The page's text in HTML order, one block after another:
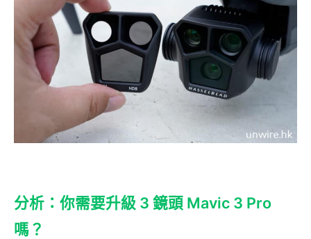
分析：你需要升級 3 鏡頭 Mavic 3 Pro
嗎？